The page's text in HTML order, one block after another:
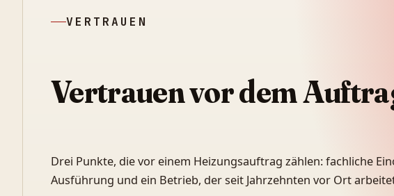
VERTRAUEN
Vertrauen vor dem
Drei Punkte, die vor einem Heizungsauftrag zählen: fachliche
Ausführung und ein Betrieb, der seit Jahrzehnten vor Ort